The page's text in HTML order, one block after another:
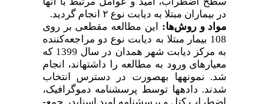
در بیماران مبتلا به دیابت نوع ۲ انجام گردید.
مواد و روش‌ها: این مطالعه مقطعی بر روی
108 بیمار مبتلا به دیابت نوع دو مراجعه‌کننده
به مرکز دیابت شهر همدان
در سال 1399 که
معیارهای ورود به مطالعه را داشته­اند، انجام
شد. نمونه­ها به­صورت در دسترس انتخاب
شدند. داده­ها توسط پرسشنامه دموگرافیک،